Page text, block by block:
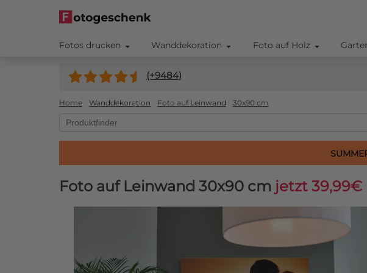
Fotos drucken Wanddekoration Foto auf Holz
(+9484)
Home Wanddekoration Foto auf Leinwand 30x90 cm
Foto auf Leinwand 30x90 cm jetzt 39,99€